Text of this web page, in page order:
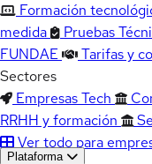
Formación
medida
Pruebas
FUNDAE
Tarifas y
Sectores
Empresas Tech
RRHH y formación
Ver todo para
Plataforma